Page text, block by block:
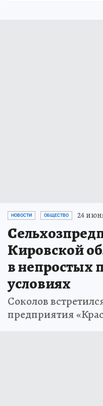
НОВОСТИ ОБЩЕСТВО 24
Кировской
в непростых
условиях
Соколов
предприятия